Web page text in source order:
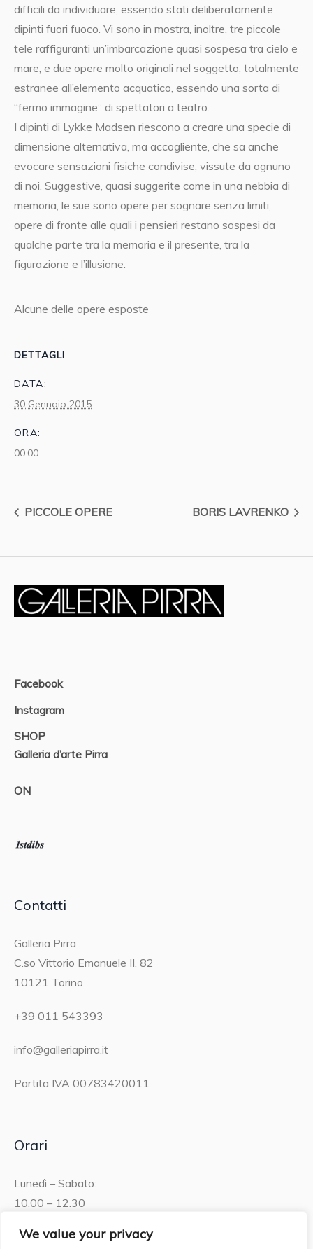
We value your privacy
difficili da individuare, essendo stati deliberatamente
dipinti fuori fuoco. Vi sono in mostra, inoltre, tre piccole
tele raffiguranti un’imbarcazione quasi sospesa tra cielo e
mare, e due opere molto originali nel soggetto, totalmente
estranee all’elemento acquatico, essendo una sorta di
“fermo immagine” di spettatori a teatro.
I dipinti di Lykke Madsen riescono a creare una specie di
dimensione alternativa, ma accogliente, che sa anche
evocare sensazioni fisiche condivise, vissute da ognuno
di noi. Suggestive, quasi suggerite come in una nebbia di
memoria, le sue sono opere per sognare senza limiti,
opere di fronte alle quali i pensieri restano sospesi da
qualche parte tra la memoria e il presente, tra la
figurazione e l’illusione.
Alcune delle opere esposte
DETTAGLI
DATA:
30 Gennaio 2015
ORA:
00:00
PICCOLE OPERE BORIS LAVRENKO
Facebook
Instagram
SHOP
Galleria d’arte Pirra
ON
Contatti
Galleria Pirra
C.so Vittorio Emanuele II, 82
10121 Torino
+39 011 543393
info@galleriapirra.it
Partita IVA 00783420011
Orari
Lunedì – Sabato:
10.00 – 12.30
15.30 – 19.00